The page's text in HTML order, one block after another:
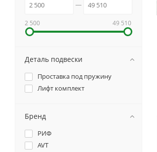
2 500 49 510
Деталь подвески
Проставка под пружину
Лифт комплект
Бренд
РИФ
AVT